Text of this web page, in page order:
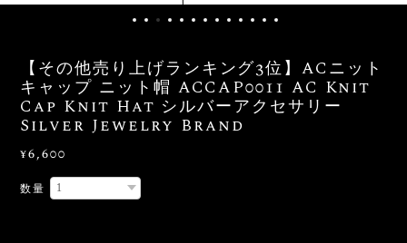
【その他売り上げランキング3位】ACニット
キャップ ニット帽 ACCAP0011 AC Knit
Cap Knit Hat シルバーアクセサリー
Silver Jewelry Brand
¥6,600
数量